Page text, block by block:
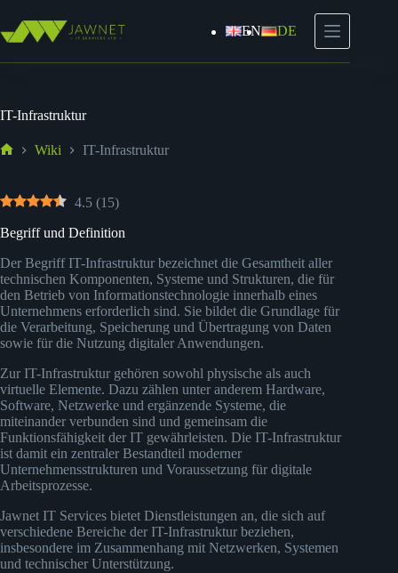
Inhalt
springen
EN DE
IT-Infrastruktur
Wiki IT-Infrastruktur
4.5 (15)
Begriff und Definition
Der Begriff IT-Infrastruktur bezeichnet die Gesamtheit aller
technischen Komponenten, Systeme und Strukturen, die für
den Betrieb von Informationstechnologie innerhalb eines
Unternehmens erforderlich sind. Sie bildet die Grundlage für
die Verarbeitung, Speicherung und Übertragung von Daten
sowie für die Nutzung digitaler Anwendungen.
Zur IT-Infrastruktur gehören sowohl physische als auch
virtuelle Elemente. Dazu zählen unter anderem Hardware,
Software, Netzwerke und ergänzende Systeme, die
miteinander verbunden sind und gemeinsam die
Funktionsfähigkeit der IT gewährleisten. Die IT-Infrastruktur
ist damit ein zentraler Bestandteil moderner
Unternehmensstrukturen und Voraussetzung für digitale
Arbeitsprozesse.
Jawnet IT Services bietet Dienstleistungen an, die sich auf
verschiedene Bereiche der IT-Infrastruktur beziehen,
insbesondere im Zusammenhang mit Netzwerken, Systemen
und technischer Unterstützung.